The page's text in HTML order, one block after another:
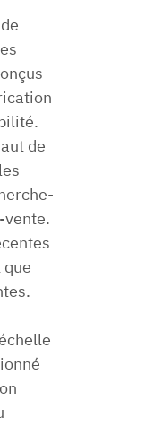
de
vente.